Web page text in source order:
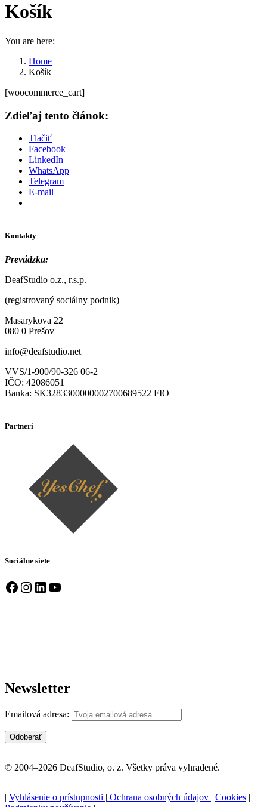
Košík
You are here:
Home
Košík
[woocommerce_cart]
Zdieľaj tento článok:
Tlačiť
Facebook
LinkedIn
WhatsApp
Telegram
E-mail
Kontakty
Prevádzka:
DeafStudio o.z., r.s.p.
(registrovaný sociálny podnik)
Masarykova 22
080 0 Prešov
info@deafstudio.net
VVS/1-900/90-326 06-2
IČO: 42086051
Banka: SK3283300000002700689522 FIO
Partneri
Sociálne siete
Facebook Instagram LinkedIn YouTube
Newsletter
Emailová adresa:
© 2004–2026 DeafStudio, o. z. Všetky práva vyhradené.
| Vyhlásenie o prístupnosti | Ochrana osobných údajov | Cookies |